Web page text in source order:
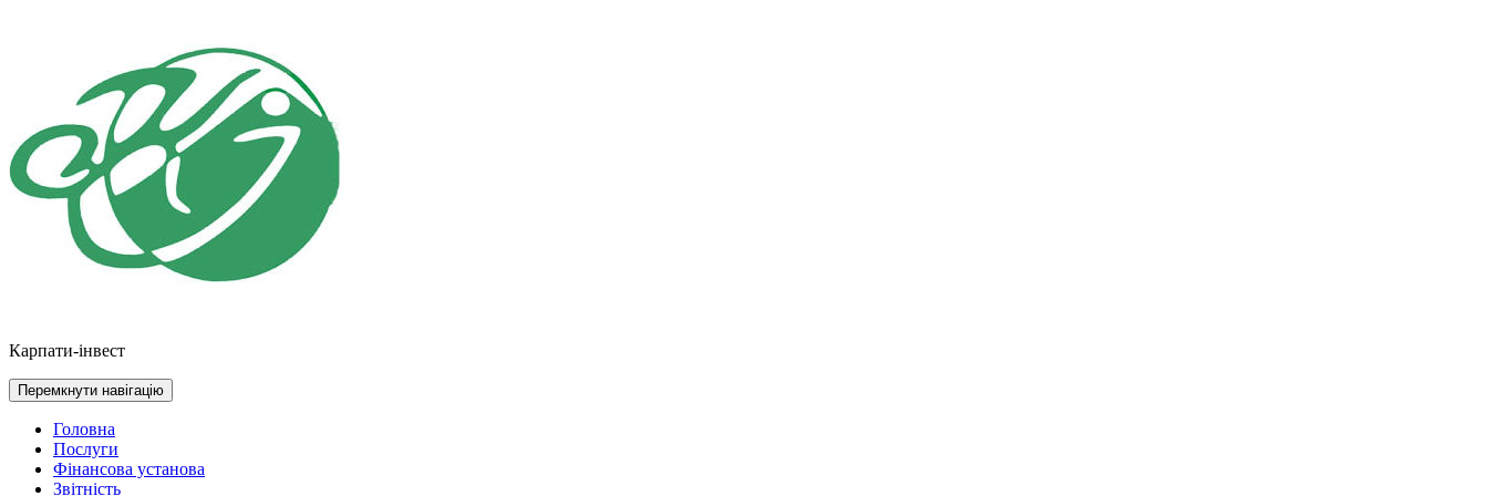
Карпати-інвест
Перемкнути навігацію
Головна
Послуги
Фінансова установа
Звітність